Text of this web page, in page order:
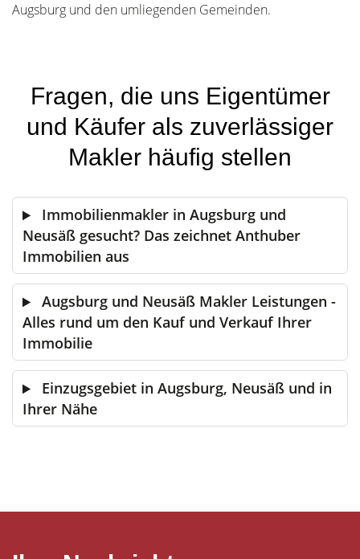
Augsburg und den umliegenden Gemeinden.
Fragen, die uns Eigentümer
und Käufer als zuverlässiger
Makler häufig stellen
Immobilienmakler in Augsburg und
Neusäß gesucht? Das zeichnet Anthuber
Immobilien aus
Augsburg und Neusäß Makler Leistungen -
Alles rund um den Kauf und Verkauf Ihrer
Immobilie
Einzugsgebiet in Augsburg, Neusäß und in
Ihrer Nähe